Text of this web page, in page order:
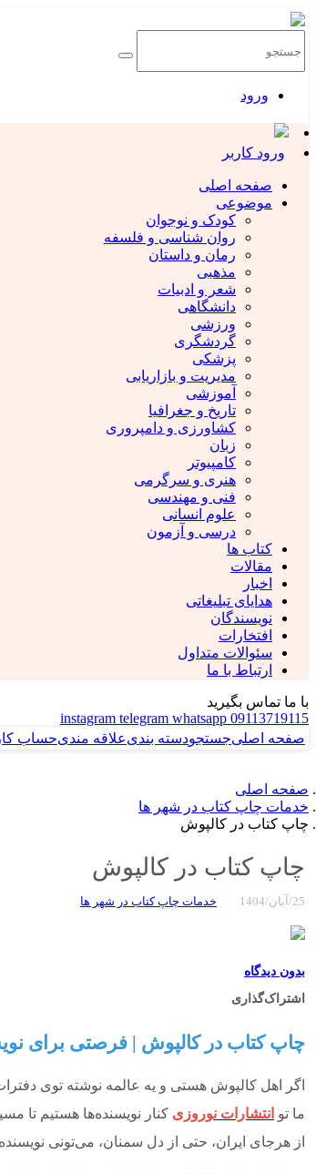
ورود
ورود کاربر
صفحه اصلی
موضوعی
کودک و نوجوان
روان شناسی و فلسفه
رمان و داستان
مذهبی
شعر و ادبیات
دانشگاهی
ورزشی
گردشگری
پزشکی
مدیریت و بازاریابی
آموزشی
تاریخ و جغرافیا
کشاورزی و دامپروری
زبان
کامپیوتر
هنری و سرگرمی
فنی و مهندسی
علوم انسانی
درسی و آزمون
کتاب ها
مقالات
اخبار
هدایای تبلیغاتی
نویسندگان
افتخارات
سئوالات متداول
ارتباط با ما
با ما تماس بگیرید
instagram telegram whatsapp 09113719115
صفحه اصلیجستجودسته بندیعلاقه مندیحساب
صفحه اصلی
خدمات چاپ کتاب در شهر ها
چاپ کتاب در کالپوش
چاپ کتاب در کالپوش
25/آبان/1404 خدمات چاپ کتاب در شهر ها
بدون دیدگاه
اشتراک‌گذاری
چاپ کتاب در کالپوش | فرصتی برای
اگر اهل کالپوش هستی و یه عالمه نوشته توی
ما تو انتشارات نوروزی کنار نویسنده‌ها هستیم تا
از هرجای ایران، حتی از دل سمنان، می‌تونی